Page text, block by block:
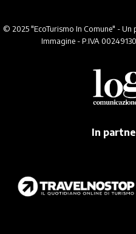
© 2025 "EcoTurismo In Comune" -
Immagine - P.IVA
In